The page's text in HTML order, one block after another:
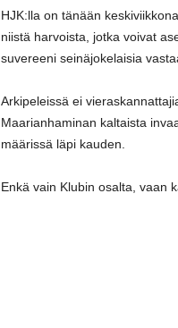
HJK:lla on tänään
niistä harvoista, jotka voivat
suvereeni seinäjokelaisia
Arkipeleissä ei
Maarianhaminan kaltaista
määrissä läpi kauden.
Enkä vain Klubin osalta, vaan